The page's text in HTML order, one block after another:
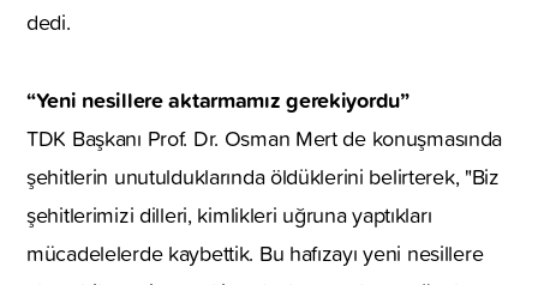
dedi.
“Yeni nesillere aktarmamız gerekiyordu”
TDK Başkanı Prof. Dr. Osman Mert de konuşmasında
şehitlerin unutulduklarında öldüklerini belirterek, "Biz
şehitlerimizi dilleri, kimlikleri uğruna yaptıkları
mücadelelerde kaybettik. Bu hafızayı yeni nesillere